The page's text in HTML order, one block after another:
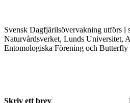
Svensk Dagfjärilsövervakning utförs i
Naturvårdsverket, Lunds Universitet,
Entomologiska Förening och Butterfly
Skriv ett brev